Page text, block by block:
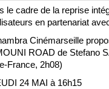
le cadre de la reprise
en partenariat
Cinémarseille
ROAD de Stefano
France, 2h08)
24 MAI à 16h15